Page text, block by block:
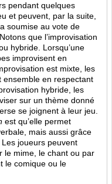
pendant quelques
et peuvent, par la suite,
soumise au vote de
que l’improvisation
hybride. Lorsqu’une
improvisent en
est mixte, les
ensemble en respectant
hybride, les
sur un thème donné
se joignent à leur jeu.
est qu’elle permet
mais aussi grâce
joueurs peuvent
le mime, le chant ou par
le comique ou le